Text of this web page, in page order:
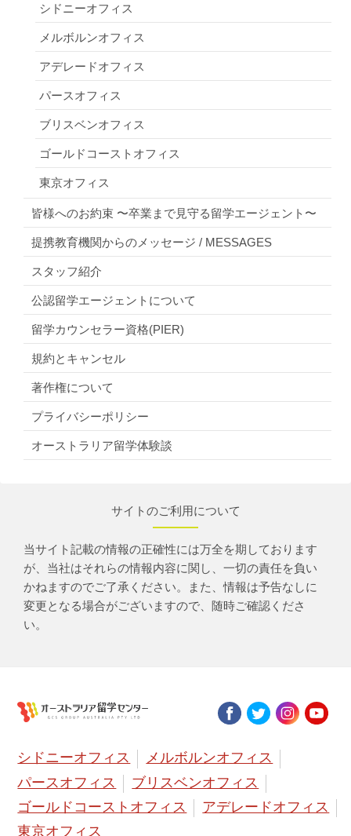
シドニーオフィス
メルボルンオフィス
アデレードオフィス
パースオフィス
ブリスベンオフィス
ゴールドコーストオフィス
東京オフィス
皆様へのお約束 〜卒業まで見守る留学エージェント〜
提携教育機関からのメッセージ / MESSAGES
スタッフ紹介
公認留学エージェントについて
留学カウンセラー資格(PIER)
規約とキャンセル
著作権について
プライバシーポリシー
オーストラリア留学体験談
サイトのご利用について
当サイト記載の情報の正確性には万全を期しております
が、当社はそれらの情報内容に関し、一切の責任を負い
かねますのでご了承ください。また、情報は予告なしに
変更となる場合がございますので、随時ご確認くださ
い。
シドニーオフィス
メルボルンオフィス
パースオフィス
ブリスベンオフィス
ゴールドコーストオフィス
アデレードオフィス
東京オフィス